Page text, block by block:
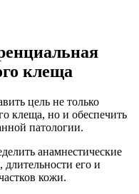
клеща
цель не только
клеща, но и обеспечить
патологии.
анамнестические
длительности его и
кожи.